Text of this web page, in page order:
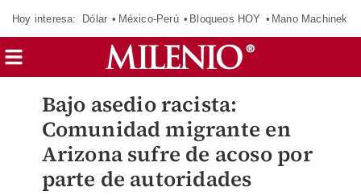
Hoy interesa: Dólar México-Perú Bloqueos HOY Mano Machinek
Bajo asedio racista:
Comunidad migrante en
Arizona sufre de acoso por
parte de autoridades